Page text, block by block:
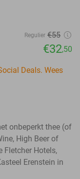
Regulier €55
€32,50
Deals. Wees
onbeperkt thee (of
High Beer of
Fletcher Hotels,
Erenstein in